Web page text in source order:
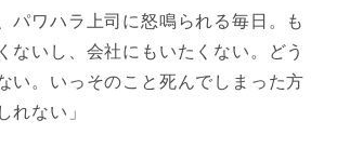
パワハラ上司に怒鳴られる毎日。も
ないし、会社にもいたくない。どう
い。いっそのこと死んでしまった方
れない」